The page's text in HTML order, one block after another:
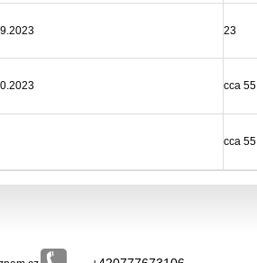
23
cca 55
cca 55